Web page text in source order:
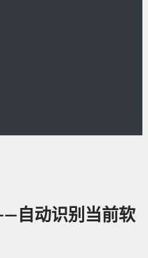
自动识别当前软